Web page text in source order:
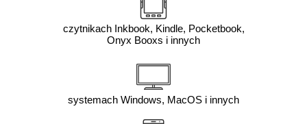
czytnikach Inkbook, Kindle, Pocketbook,
Onyx Booxs i innych
systemach Windows, MacOS i innych